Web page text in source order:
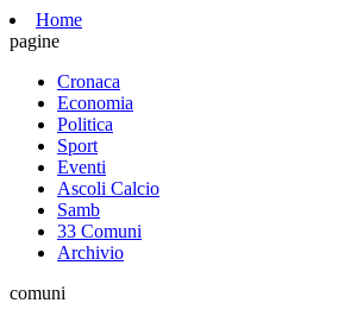
Home
pagine
Cronaca
Economia
Politica
Sport
Eventi
Ascoli Calcio
Samb
33 Comuni
Archivio
comuni